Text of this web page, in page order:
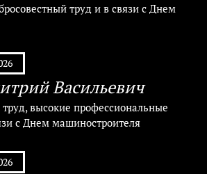
труд и в связи с Днем
Васильевич
высокие профессиональные
с Днем машиностроителя